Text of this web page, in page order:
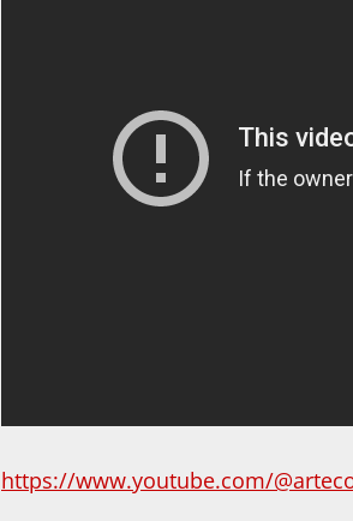
https://www.youtube.com/